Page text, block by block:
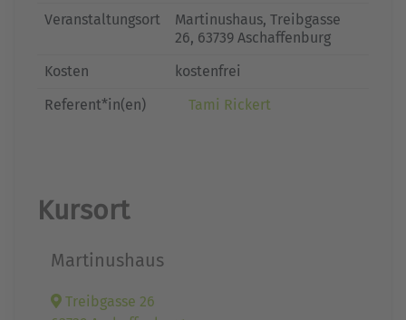
Veranstaltungsort
Martinushaus, Treibgasse
26, 63739 Aschaffenburg
Kosten
kostenfrei
Referent*in(en)
Tami Rickert
Kursort
Martinushaus
Treibgasse 26